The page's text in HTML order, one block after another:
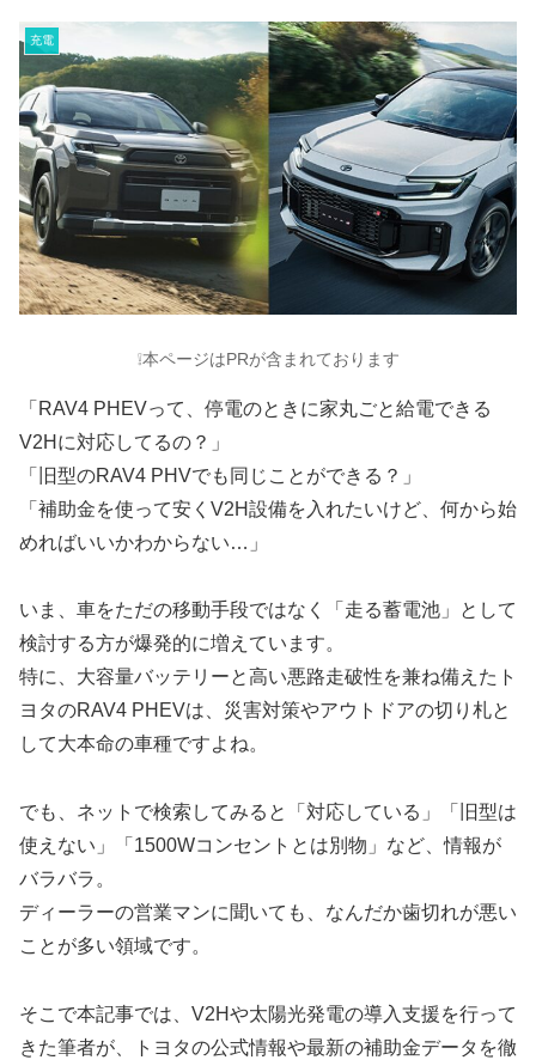
充電
❕本ページはPRが含まれております
「RAV4 PHEVって、停電のときに家丸ごと給電できる
V2Hに対応してるの？」
「旧型のRAV4 PHVでも同じことができる？」
「補助金を使って安くV2H設備を入れたいけど、何から始
めればいいかわからない…」
いま、車をただの移動手段ではなく「走る蓄電池」として
検討する方が爆発的に増えています。
特に、大容量バッテリーと高い悪路走破性を兼ね備えたト
ヨタのRAV4 PHEVは、災害対策やアウトドアの切り札と
して大本命の車種ですよね。
でも、ネットで検索してみると「対応している」「旧型は
使えない」「1500Wコンセントとは別物」など、情報が
バラバラ。
ディーラーの営業マンに聞いても、なんだか歯切れが悪い
ことが多い領域です。
そこで本記事では、V2Hや太陽光発電の導入支援を行って
きた筆者が、トヨタの公式情報や最新の補助金データを徹